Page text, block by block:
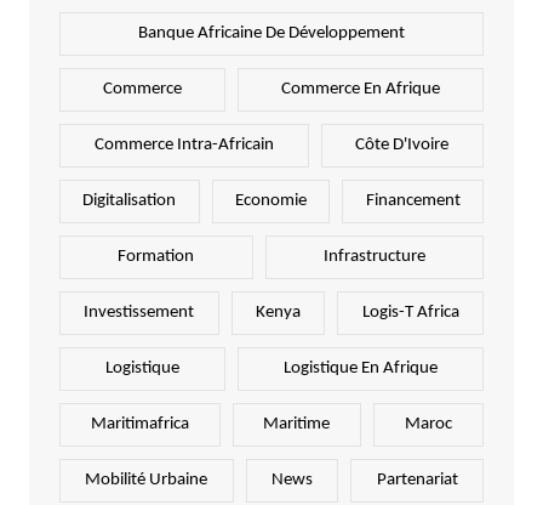
Banque Africaine De Développement
Commerce Commerce En Afrique
Commerce Intra-Africain Côte D'Ivoire
Digitalisation Economie Financement
Formation Infrastructure
Investissement Kenya Logis-T Africa
Logistique Logistique En Afrique
Maritimafrica Maritime Maroc
Mobilité Urbaine News Partenariat